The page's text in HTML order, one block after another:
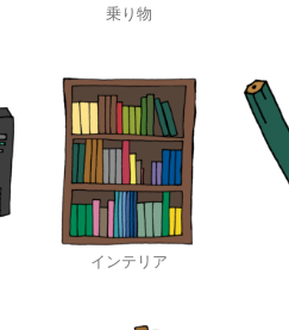
乗り物
インテリア